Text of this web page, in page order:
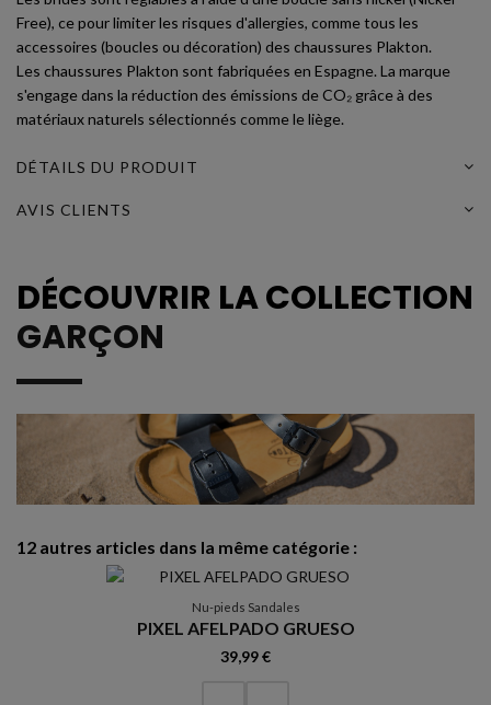
Free), ce pour limiter les risques d'allergies, comme tous les
accessoires (boucles ou décoration) des chaussures Plakton.
Les chaussures Plakton sont fabriquées en Espagne. La marque
s'engage dans la réduction des émissions de CO₂ grâce à des
matériaux naturels sélectionnés comme le liège.
DÉTAILS DU PRODUIT
AVIS CLIENTS
DÉCOUVRIR LA COLLECTION
GARÇON
12 autres articles dans la même catégorie :
Nu-pieds Sandales
PIXEL AFELPADO GRUESO
39,99 €